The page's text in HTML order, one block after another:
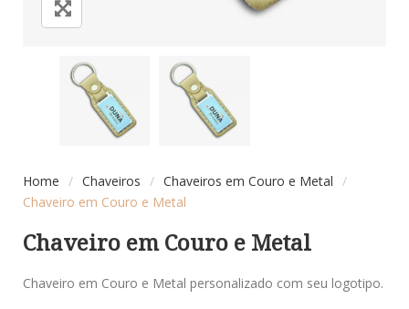
Home / Chaveiros / Chaveiros em Couro e Metal /
Chaveiro em Couro e Metal
Chaveiro em Couro e Metal
Chaveiro em Couro e Metal personalizado com seu logotipo.